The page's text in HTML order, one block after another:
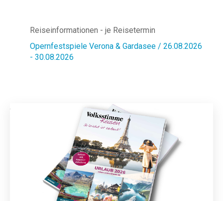
Reiseinformationen - je Reisetermin
Opernfestspiele Verona & Gardasee / 26.08.2026
- 30.08.2026